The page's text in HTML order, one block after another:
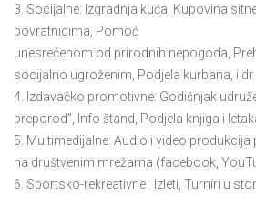
3. Socijalne: Izgradnja kuća, Kupovina
povratnicima, Pomoć
unesrećenom od prirodnih nepogoda,
socijalno ugroženim, Podjela kurbana, i dr.
4. Izdavačko promotivne: Godišnjak
preporod”, Info štand, Podjela knjiga i
5. Multimedijalne: Audio i video produkcija
na društvenim mrežama (facebook,
6. Sportsko-rekreativne : Izleti, Turniri u